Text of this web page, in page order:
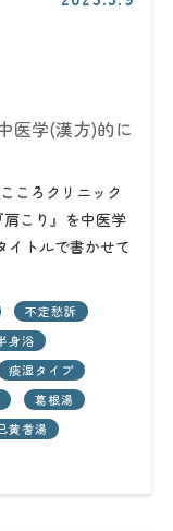
医学(漢方)的に
ころクリニック
こり』を中医学
トルで書かせて
不定愁訴
身浴
痰湿タイプ
葛根湯
黄耆湯